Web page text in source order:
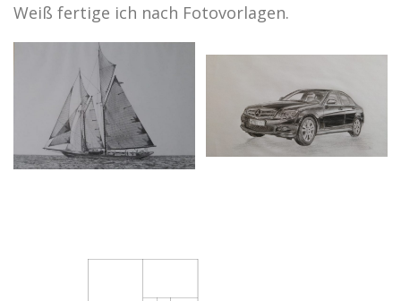
Weiß fertige ich nach Fotovorlagen.